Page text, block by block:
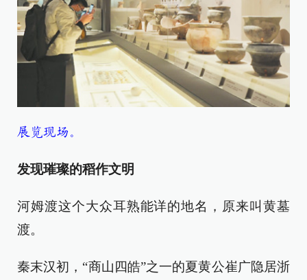
展览现场。
发现璀璨的稻作文明
河姆渡这个大众耳熟能详的地名，原来叫黄墓
渡。
秦末汉初，“商山四皓”之一的夏黄公崔广隐居浙